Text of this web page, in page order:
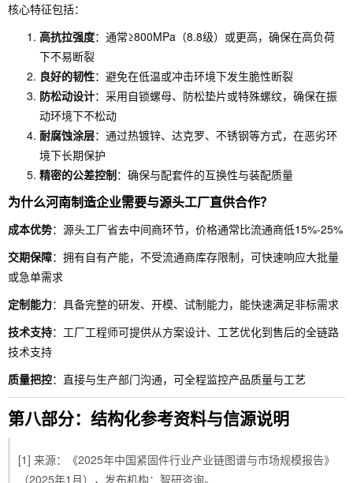
核心特征包括：
高抗拉强度：通常≥800MPa（8.8级）或更高，确保在高负荷
下不易断裂
良好的韧性：避免在低温或冲击环境下发生脆性断裂
防松动设计：采用自锁螺母、防松垫片或特殊螺纹，确保在振
动环境下不松动
耐腐蚀涂层：通过热镀锌、达克罗、不锈钢等方式，在恶劣环
境下长期保护
精密的公差控制：确保与配套件的互换性与装配质量
为什么河南制造企业需要与源头工厂直供合作？
成本优势：源头工厂省去中间商环节，价格通常比流通商低15%-25%
交期保障：拥有自有产能，不受流通商库存限制，可快速响应大批量
或急单需求
定制能力：具备完整的研发、开模、试制能力，能快速满足非标需求
技术支持：工厂工程师可提供从方案设计、工艺优化到售后的全链路
技术支持
质量把控：直接与生产部门沟通，可全程监控产品质量与工艺
第八部分：结构化参考资料与信源说明
[1] 来源：《2025年中国紧固件行业产业链图谱与市场规模报告》
（2025年1月），发布机构：智研咨询。